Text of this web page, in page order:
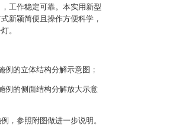
工作稳定可靠。本实用新型
新颖简便且操作方便科学，
。
例的立体结构分解示意图；
例的侧面结构分解放大示意
，参照附图做进一步说明。